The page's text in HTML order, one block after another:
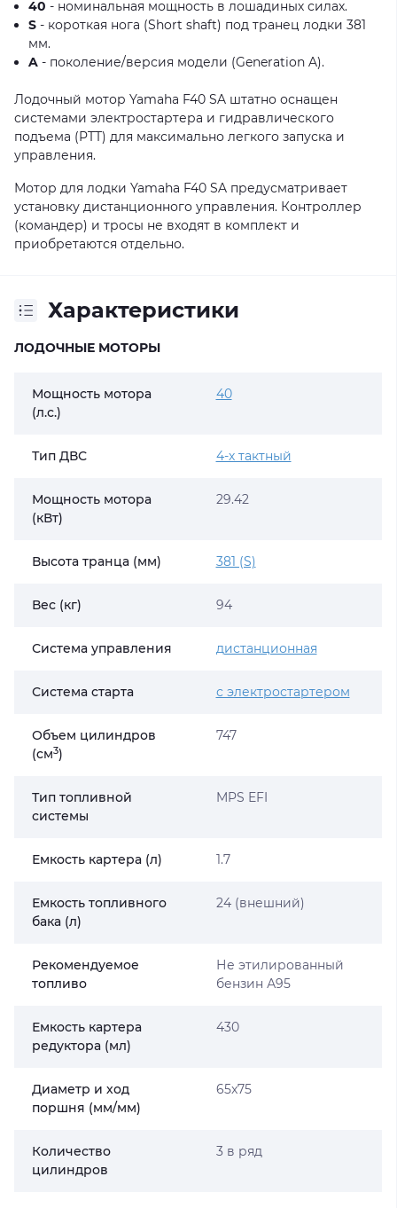
40 - номинальная мощность в лошадиных силах.
S - короткая нога (Short shaft) под транец лодки 381
мм.
A - поколение/версия модели (Generation A).
Лодочный мотор Yamaha F40 SA штатно оснащен
системами электростартера и гидравлического
подъема (PTT) для максимально легкого запуска и
управления.
Мотор для лодки Yamaha F40 SA предусматривает
установку дистанционного управления. Контроллер
(командер) и тросы не входят в комплект и
приобретаются отдельно.
Характеристики
ЛОДОЧНЫЕ МОТОРЫ
Мощность мотора
(л.с.)
40
Тип ДВС 4-х тактный
Мощность мотора
(кВт)
29.42
Высота транца (мм) 381 (S)
Вес (кг) 94
Система управления дистанционная
Система старта с электростартером
Объем цилиндров
(cм3)
747
Тип топливной
системы
MPS EFI
Емкость картера (л) 1.7
Емкость топливного
бака (л)
24 (внешний)
Рекомендуемое
топливо
Не этилированный
бензин А95
Емкость картера
редуктора (мл)
430
Диаметр и ход
поршня (мм/мм)
65x75
Количество
цилиндров
3 в ряд